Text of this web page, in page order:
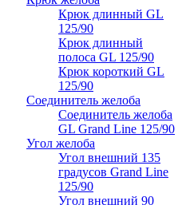
Крюк длинный GL
125/90
Крюк длинный
полоса GL 125/90
Крюк короткий GL
125/90
Соединитель желоба
Соединитель желоба
GL Grand Line 125/90
Угол желоба
Угол внешний 135
градусов Grand Line
125/90
Угол внешний 90